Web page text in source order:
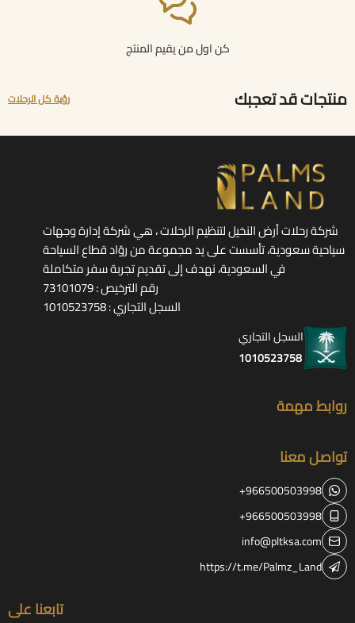
كن اول من يقيم المنتج
منتجات قد تعجبك رؤية كل الرحلات
شركة رحلات أرض النخيل لتنظيم الرحلات ، هي شركة إدارة وجهات
سياحية سعودية، تأسست على يد مجموعة من روّاد قطاع السياحة
في السعودية، نهدف إلى تقديم تجربة سفر متكاملة
رقم الترخيص : 73101079
السجل التجاري : 1010523758
السجل التجاري
1010523758
روابط مهمة
تواصل معنا
+966500503998
+966500503998
info@pltksa.com
https://t.me/Palmz_Land
تابعنا على